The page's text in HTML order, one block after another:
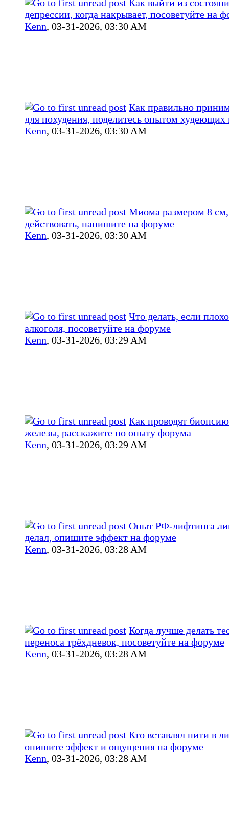
Как выйти из
депрессии, когда накрывает, посоветуйте на
Kenn, 03-31-2026, 03:30 AM
Как правильно
для похудения, поделитесь опытом
Kenn, 03-31-2026, 03:30 AM
Миома размером 8
действовать, напишите на форуме
Kenn, 03-31-2026, 03:30 AM
Что делать, если
алкоголя, посоветуйте на форуме
Kenn, 03-31-2026, 03:29 AM
Как проводят
железы, расскажите по опыту форума
Kenn, 03-31-2026, 03:29 AM
Опыт РФ‑лифтинга
делал, опишите эффект на форуме
Kenn, 03-31-2026, 03:28 AM
Когда лучше делать
переноса трёхдневок, посоветуйте на форуме
Kenn, 03-31-2026, 03:28 AM
Кто вставлял нити в
опишите эффект и ощущения на форуме
Kenn, 03-31-2026, 03:28 AM